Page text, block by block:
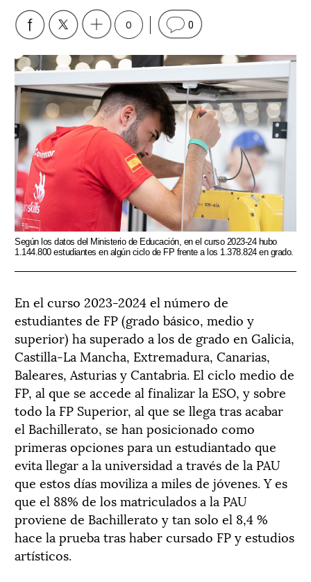
0 0
Según los datos del Ministerio de Educación, en el curso 2023-24 hubo
1.144.800 estudiantes en algún ciclo de FP frente a los 1.378.824 en grado.
En el curso 2023-2024 el número de
estudiantes de FP (grado básico, medio y
superior) ha superado a los de grado en Galicia,
Castilla-La Mancha, Extremadura, Canarias,
Baleares, Asturias y Cantabria. El ciclo medio de
FP, al que se accede al finalizar la ESO, y sobre
todo la FP Superior, al que se llega tras acabar
el Bachillerato, se han posicionado como
primeras opciones para un estudiantado que
evita llegar a la universidad a través de la PAU
que estos días moviliza a miles de jóvenes. Y es
que el 88% de los matriculados a la PAU
proviene de Bachillerato y tan solo el 8,4 %
hace la prueba tras haber cursado FP y estudios
artísticos.